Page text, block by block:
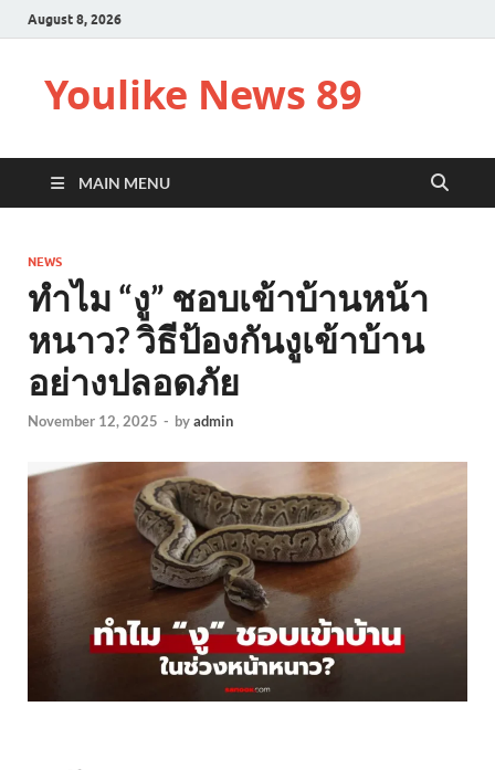
August 8, 2026
Youlike News 89
MAIN MENU
NEWS
ทำไม “งู” ชอบเข้าบ้านหน้า
หนาว? วิธีป้องกันงูเข้าบ้าน
อย่างปลอดภัย
November 12, 2025 - byadmin